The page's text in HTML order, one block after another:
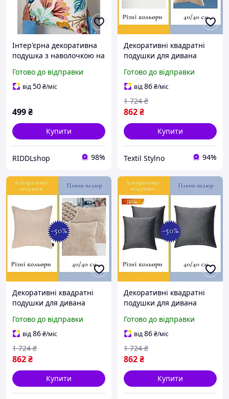
Інтер'єрна декоративна
подушка з наволочкою на
(килимова вишивка) Піон
Готово до відправки
від50₴/міс
499₴
Купити
RIDDLshop 98%
Декоративні квадратні
подушки для дивана
подушок Гіпоалергенні
плюшеві подушки
Готово до відправки
від86₴/міс
862₴
1 724 ₴
Купити
Textil Stylno 94%
Декоративні квадратні
подушки для дивана
подушок Гіпоалергенні
плюшеві подушки
Готово до відправки
від86₴/міс
862₴
1 724 ₴
Купити
Декоративні квадратні
подушки для дивана
подушок Гіпоалергенні
плюшеві подушки
Готово до відправки
від86₴/міс
862₴
1 724 ₴
Купити